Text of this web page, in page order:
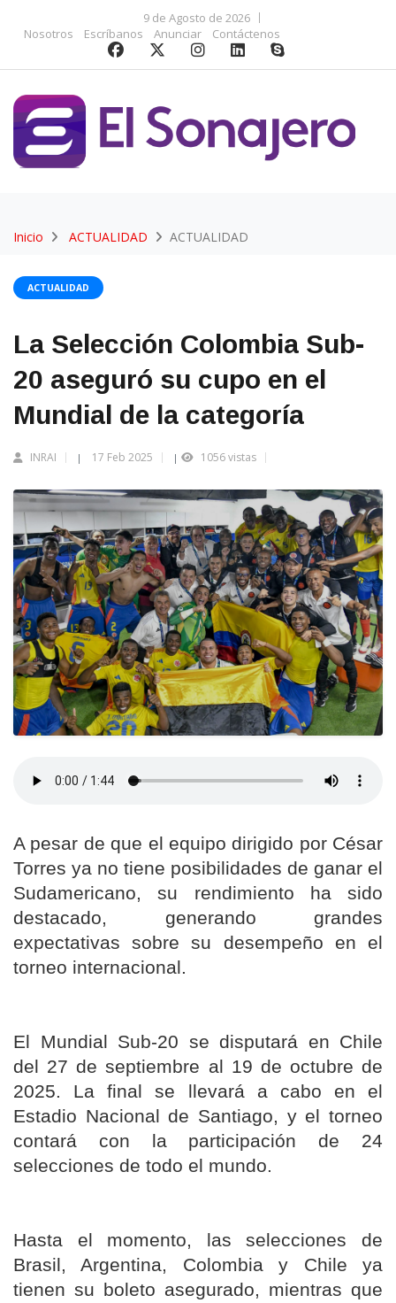
9 de Agosto de 2026
Nosotros
Escríbanos Anunciar Contáctenos
Inicio ACTUALIDAD ACTUALIDAD
ACTUALIDAD
La Selección Colombia Sub-
20 aseguró su cupo en el
Mundial de la categoría
INRAI | 17 Feb 2025 | 1056 vistas
A pesar de que el equipo dirigido por César
Torres ya no tiene posibilidades de ganar el
Sudamericano, su rendimiento ha sido
destacado, generando grandes
expectativas sobre su desempeño en el
torneo internacional.
El Mundial Sub-20 se disputará en Chile
del 27 de septiembre al 19 de octubre de
2025. La final se llevará a cabo en el
Estadio Nacional de Santiago, y el torneo
contará con la participación de 24
selecciones de todo el mundo.
Hasta el momento, las selecciones de
Brasil, Argentina, Colombia y Chile ya
tienen su boleto asegurado, mientras que